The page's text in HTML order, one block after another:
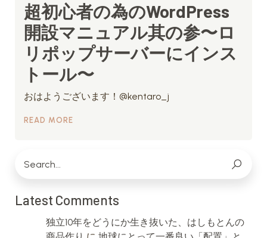
超初心者の為のWordPress
開設マニュアル其の参〜ロ
リポップサーバーにインス
トール〜
おはようございます！@kentaro_j
READ MORE
Latest Comments
独立10年をどうにか生き抜いた、はしもとんの